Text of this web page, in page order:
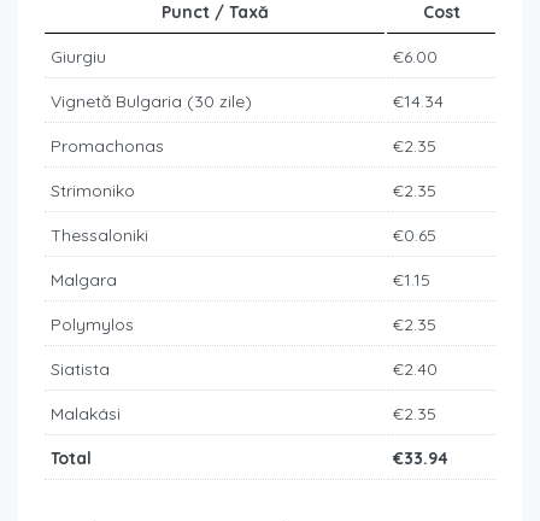
Punct / Taxă Cost
Giurgiu €6.00
Vignetă Bulgaria (30 zile) €14.34
Promachonas €2.35
Strimoniko €2.35
Thessaloniki €0.65
Malgara €1.15
Polymylos €2.35
Siatista €2.40
Malakási €2.35
Total €33.94